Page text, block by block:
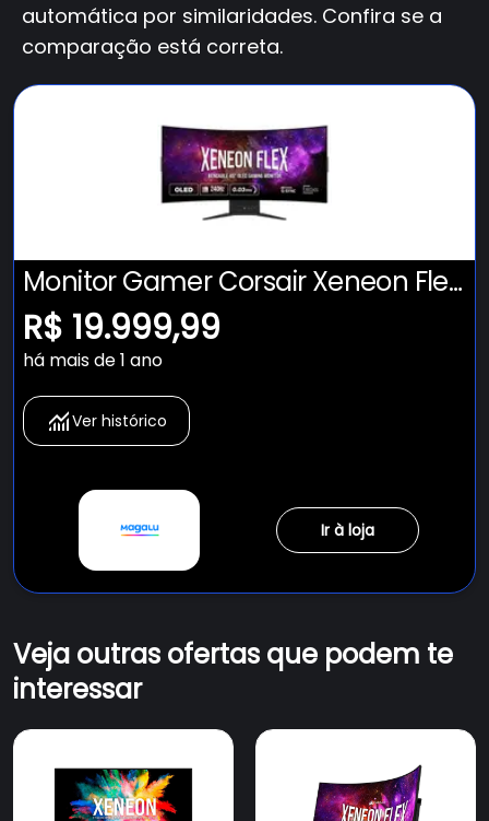
automática por similaridades. Confira se a
comparação está correta.
Monitor Gamer Corsair Xeneon Flex
45WQHD240 45" OLED 240Hz
R$ 19.999,99
há mais de 1 ano
Ver histórico
Ir à loja
Veja outras ofertas que podem te
interessar